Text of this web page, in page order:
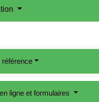
référence
ligne et formulaires